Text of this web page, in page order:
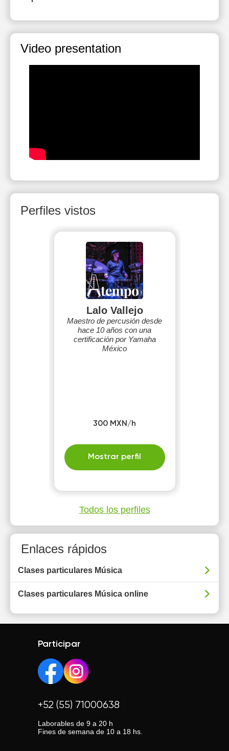
Video presentation
Perfiles vistos
Lalo Vallejo
Maestro de percusión desde
hace 10 años con una
certificación por Yamaha
México
300 MXN/h
Mostrar perfil
Todos los perfiles
Enlaces rápidos
Clases particulares Música
Clases particulares Música online
Participar
+52 (55) 71000638
Laborables de 9 a 20 h
Fines de semana de 10 a 18 hs.